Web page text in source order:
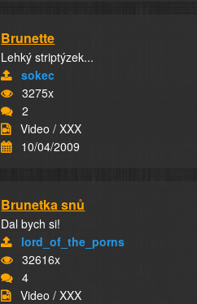
Brunette
Lehký striptýzek...
sokec
3275x
2
Video / XXX
10/04/2009
Brunetka snů
Dal bych si!
lord_of_the_porns
32616x
4
Video / XXX